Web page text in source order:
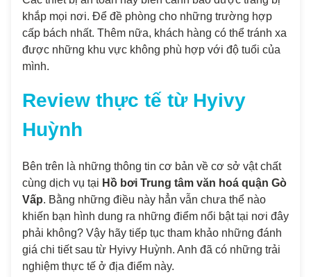
khắp mọi nơi. Để đề phòng cho những trường hợp
cấp bách nhất. Thêm nữa, khách hàng có thể tránh xa
được những khu vực không phù hợp với độ tuổi của
mình.
Review thực tế từ Hyivy
Huỳnh
Bên trên là những thông tin cơ bản về cơ sở vật chất
cùng dịch vụ tại Hồ bơi Trung tâm văn hoá quận Gò
Vấp. Bằng những điều này hẳn vẫn chưa thể nào
khiến bạn hình dung ra những điểm nổi bật tại nơi đây
phải không? Vậy hãy tiếp tục tham khảo những đánh
giá chi tiết sau từ Hyivy Huỳnh. Anh đã có những trải
nghiệm thực tế ở địa điểm này.